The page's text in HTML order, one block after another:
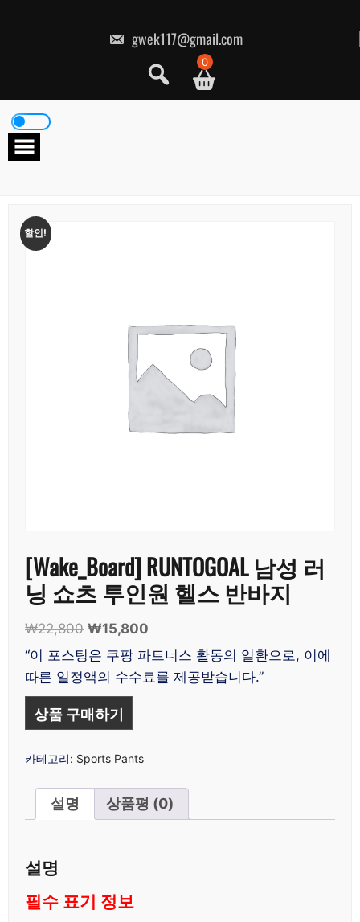
gwek117@gmail.com
0
할인!
[Wake_Board] RUNTOGOAL 남성 러
닝 쇼츠 투인원 헬스 반바지
₩22,800 원
래
가
격:
₩22,800.
₩15,800
재
가
격:
“이 포스팅은 쿠팡 파트너스 활동의 일환으로, 이에
따른 일정액의 수수료를 제공받습니다.”
상품 구매하기
카테고리: Sports Pants
설명 상품평 (0)
설명
필수 표기 정보